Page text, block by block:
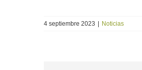
4 septiembre 2023 Noticias